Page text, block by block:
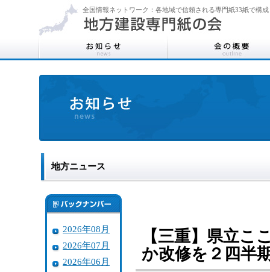
全国情報ネットワーク：各地域で信頼される専門紙33紙で構成
地方ニュース
2026年08月
2026年07月
2026年06月
【三重】県立
か改修を２四半